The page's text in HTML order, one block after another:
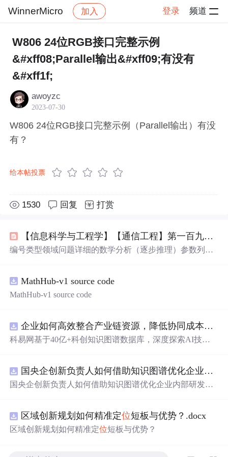
WinnerMicro 加入 登录 频道
社区 WinnerMicro W806技术交流
W806 24位RGB接口完整示例
&#xff08;Parallel输出&#xff09;有没有
&#xff1f;
awoyzc
2023-07-30
W806 24位RGB接口完整示例（Parallel输出）有没
有？
给本帖投票
1530 回复 打赏
【信息科学与工程学】【通信工程】第一百九十一篇 路由器体系结构03
编号类型领域问题详细的数学分析（逐步推理）参数列表
WDM 成为绝对主流（Omdia 2027 59% → 2030 80%+），
OTN 退化为 OLS 纯光层。步骤2：方向二：800ZR+ 取代
相干模块（OSFP-X
MathHub-v1 source code
MathHub-v1 source code
企业如何高效整合产业链资源，降低协同成本？.docx
科易网基于40亿+科创知识图谱数据库，深度探索AI技术
新领域的AI+数智化解决方案，推动科技创新与产业创新
智能化发展。
国央企创新负责人如何借助知识图谱优化企业内部研发资源协同？.docx
国央企创新负责人如何借助知识图谱优化企业内部研发资
区域创新规划如何精准定位短板与优势？.docx
区域创新规划如何精准定位短板与优势？